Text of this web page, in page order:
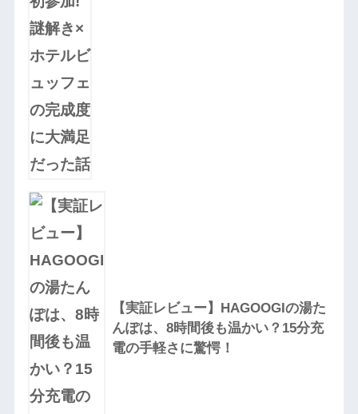
【実証レビュー】HAGOOGIの湯た
んぽは、8時間後も温かい？15分充
電の手軽さに驚愕！